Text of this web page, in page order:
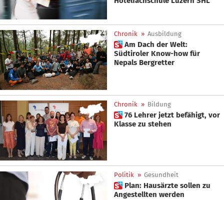
Chronik » Ausbildung
 Am Dach der Welt:
Südtiroler Know-how für
Nepals Bergretter
Chronik » Bildung
 76 Lehrer jetzt befähigt, vor
Klasse zu stehen
Politik » Gesundheit
 Plan: Hausärzte sollen zu
Angestellten werden